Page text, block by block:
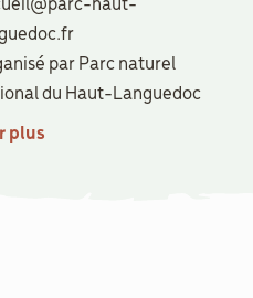
haut-
par Parc naturel
du Haut-Languedoc
plus